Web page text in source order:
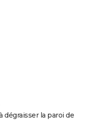
dégraisser la paroi de